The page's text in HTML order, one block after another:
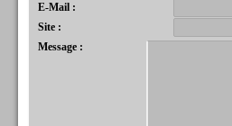
E-Mail :
Site :
Message :